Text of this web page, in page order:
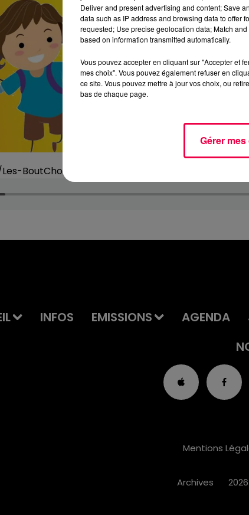
BoutChoux-Animaux-3.mp3
INFOS EMISSIONS AGENDA
Mentions
Archives 2026
Deliver and present advertising and content; Save
data such as IP address and browsing data to offer
requested; Use precise geolocation data; Match
based on information transmitted automatically.
Vous pouvez accepter en cliquant sur "Accepter et
mes choix". Vous pouvez également refuser en
ce site. Vous pouvez mettre à jour vos choix, ou
bas de chaque page.
Gérer